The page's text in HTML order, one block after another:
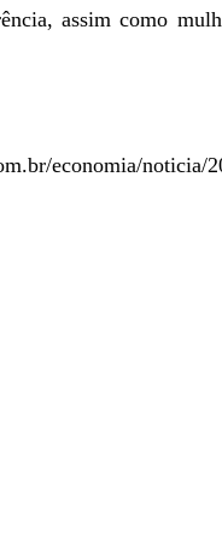
assim como
economia/noticia/